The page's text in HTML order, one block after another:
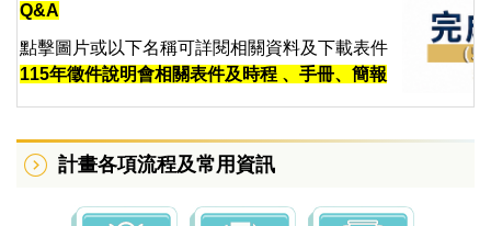
Q&A
點擊圖片或以下名稱可詳閱相關資料及下載表件
115年徵件說明會相關表件及時程 、手冊、簡報
計畫各項流程及常用資訊